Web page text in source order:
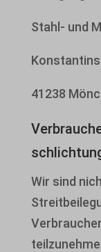
Stahl- und
41238
Wir sind